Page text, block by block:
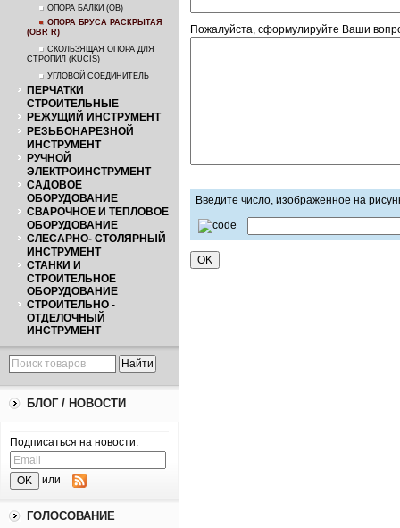
ОПОРА БАЛКИ (ОВ)
ОПОРА БРУСА РАСКРЫТАЯ
(OBR R)
СКОЛЬЗЯЩАЯ ОПОРА ДЛЯ
СТРОПИЛ (KUCIS)
УГЛОВОЙ СОЕДИНИТЕЛЬ
ПЕРЧАТКИ
СТРОИТЕЛЬНЫЕ
РЕЖУЩИЙ ИНСТРУМЕНТ
РЕЗЬБОНАРЕЗНОЙ
ИНСТРУМЕНТ
РУЧНОЙ
ЭЛЕКТРОИНСТРУМЕНТ
САДОВОЕ
ОБОРУДОВАНИЕ
СВАРОЧНОЕ И ТЕПЛОВОЕ
ОБОРУДОВАНИЕ
СЛЕСАРНО- СТОЛЯРНЫЙ
ИНСТРУМЕНТ
СТАНКИ И
СТРОИТЕЛЬНОЕ
ОБОРУДОВАНИЕ
СТРОИТЕЛЬНО -
ОТДЕЛОЧНЫЙ
ИНСТРУМЕНТ
БЛОГ / НОВОСТИ
Подписаться на новости:
или
ГОЛОСОВАНИЕ
Пожалуйста, сформулируйте Ваши
Введите число, изображенное на